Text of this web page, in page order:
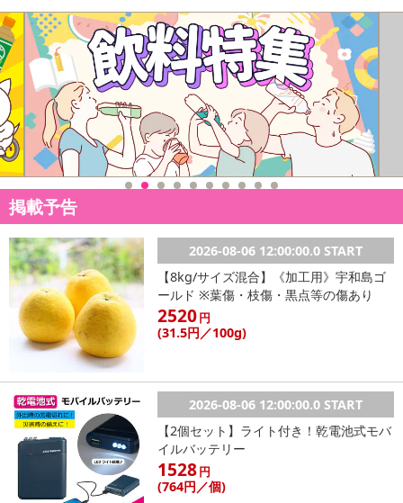
合がございます。
あらかじめご了承いただいた上でお申込みください。なお、本理由
によるお申込み後のキャンセル・返品交換は対応いたしかねます。
【お支払いについて】
※送料はお試し費用に含まれております。
※お支払い方法は、電話料金合算払い、クレジットカード、dポイン
トの利用となります。
【発送・お届け・商品について】
※お申込み頂きました商品の同梱、お届けの日時指定はいたしかね
ます。
※会員様のご都合でお受取りいただけない場合、商品の再発送や返
金はいたしかねます。
また、お届け日時のご指定は、お受けできません。宅配業者からの
不在票にてご対応ください。
※発送予定日は前後する場合がございます。また商品によって発送
日が異なります。
※dショッピングサンプル百貨店よりお届けする商品は、ご利用いた
だいた後のご感想をいただくことを目的としており、転売等は固く
禁じます。
転売等、目的以外での利用が確認された場合は、サービス利用を停
止させていただきます。
掲載予告
2026-08-06 12:00:00.0 START
【8kg/サイズ混合】《加工用》宇和島ゴ
ールド ※葉傷・枝傷・黒点等の傷あり
2520円
(31.5円／100g)
2026-08-06 12:00:00.0 START
【2個セット】ライト付き！乾電池式モバ
イルバッテリー
1528円
(764円／個)